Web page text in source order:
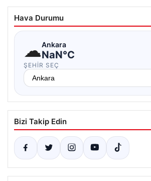
Hava Durumu
☁Ankara
NaN°C
ŞEHIR SEÇ
Bizi Takip Edin